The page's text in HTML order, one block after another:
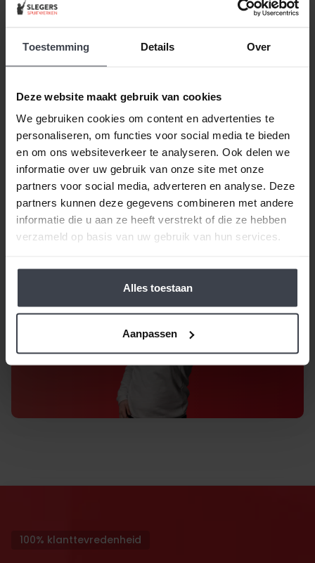
Toestemming Details Over
Deze website maakt gebruik van cookies
We gebruiken cookies om content en advertenties te
personaliseren, om functies voor social media te bieden
en om ons websiteverkeer te analyseren. Ook delen we
informatie over uw gebruik van onze site met onze
partners voor social media, adverteren en analyse. Deze
partners kunnen deze gegevens combineren met andere
informatie die u aan ze heeft verstrekt of die ze hebben
verzameld op basis van uw gebruik van hun services.
Alles toestaan
Aanpassen
korting gekregen. Duurde
opgestuurd terug kreeg
is alles toch na
tevredenheid opgelost.
Dagelijks tevreden
klanten met stucwerk!
Laat ook uw woning voorzien van een frisse
en moderne look.
Gratis offerte aanvragen
100% klanttevredenheid